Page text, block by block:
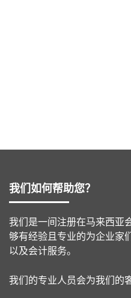
我们如何帮助您？
我们是一间注册在马来西亚
够有经验且专业的为企业家
以及会计服务。
我们的专业人员会为我们的